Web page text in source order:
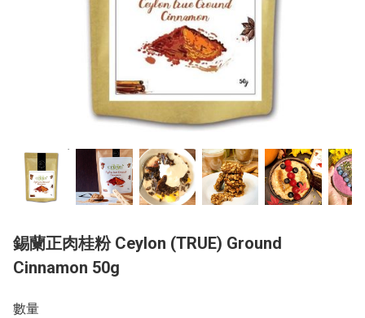
錫蘭正肉桂粉 Ceylon (TRUE) Ground
Cinnamon 50g
數量